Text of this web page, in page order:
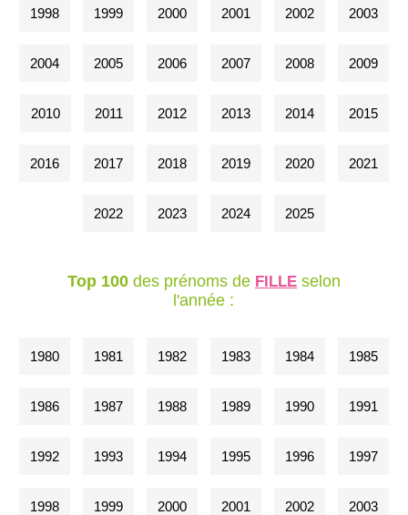
1998 1999 2000 2001 2002 2003
2004 2005 2006 2007 2008 2009
2010 2011 2012 2013 2014 2015
2016 2017 2018 2019 2020 2021
2022 2023 2024 2025
Top 100des prénoms de FILLEselon
l'année :
1980 1981 1982 1983 1984 1985
1986 1987 1988 1989 1990 1991
1992 1993 1994 1995 1996 1997
1998 1999 2000 2001 2002 2003